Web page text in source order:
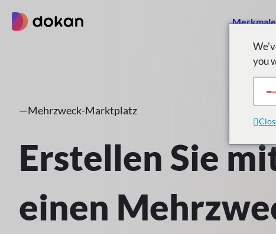
Inhalt
Merkmale
—Mehrzweck-Marktplatz
Erstellen Sie
einen
you